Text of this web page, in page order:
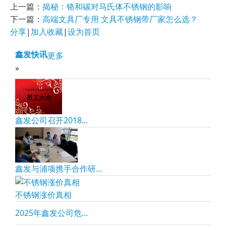
上一篇： 揭秘：铬和碳对马氏体不锈钢的影响
下一篇： 高端文具厂专用 文具不锈钢带厂家怎么选？
分享| 加入收藏|设为首页
鑫发快讯更多
»
鑫发公司召开2018...
鑫发与浦项携手合作研...
不锈钢涨价真相
2025年鑫发公司危...